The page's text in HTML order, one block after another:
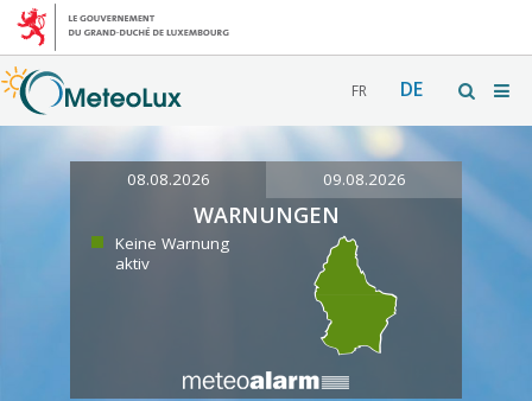
FR DE
08.08.2026 09.08.2026
WARNUNGEN
Keine Warnung
aktiv